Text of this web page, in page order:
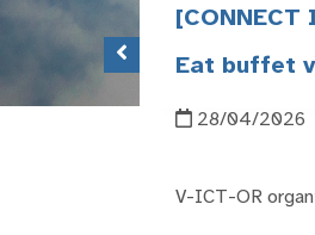
Eat buffet
28/04/2026
V-ICT-OR